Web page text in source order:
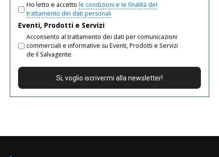
Ho letto e accetto le condizioni e le finalità del
trattamento dei dati personali
Eventi, Prodotti e Servizi
Acconsento al trattamento dei dati per comunicazioni
commerciali e informative su Eventi, Prodotti e Servizi
de il Salvagente